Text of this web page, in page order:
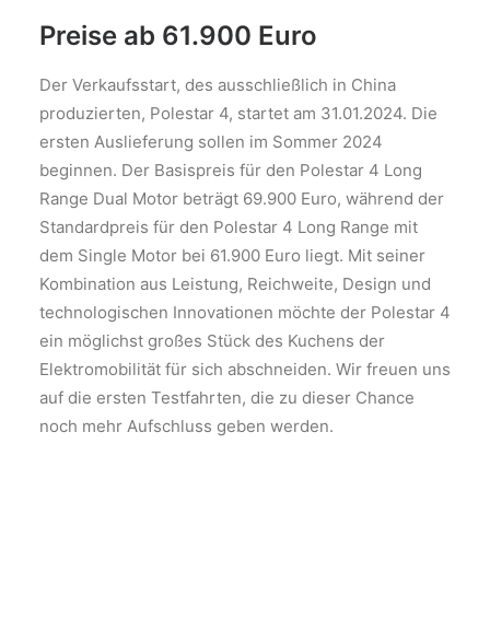
Preise ab 61.900 Euro
Der Verkaufsstart, des ausschließlich in China
produzierten, Polestar 4, startet am 31.01.2024. Die
ersten Auslieferung sollen im Sommer 2024
beginnen. Der Basispreis für den Polestar 4 Long
Range Dual Motor beträgt 69.900 Euro, während der
Standardpreis für den Polestar 4 Long Range mit
dem Single Motor bei 61.900 Euro liegt. Mit seiner
Kombination aus Leistung, Reichweite, Design und
technologischen Innovationen möchte der Polestar 4
ein möglichst großes Stück des Kuchens der
Elektromobilität für sich abschneiden. Wir freuen uns
auf die ersten Testfahrten, die zu dieser Chance
noch mehr Aufschluss geben werden.